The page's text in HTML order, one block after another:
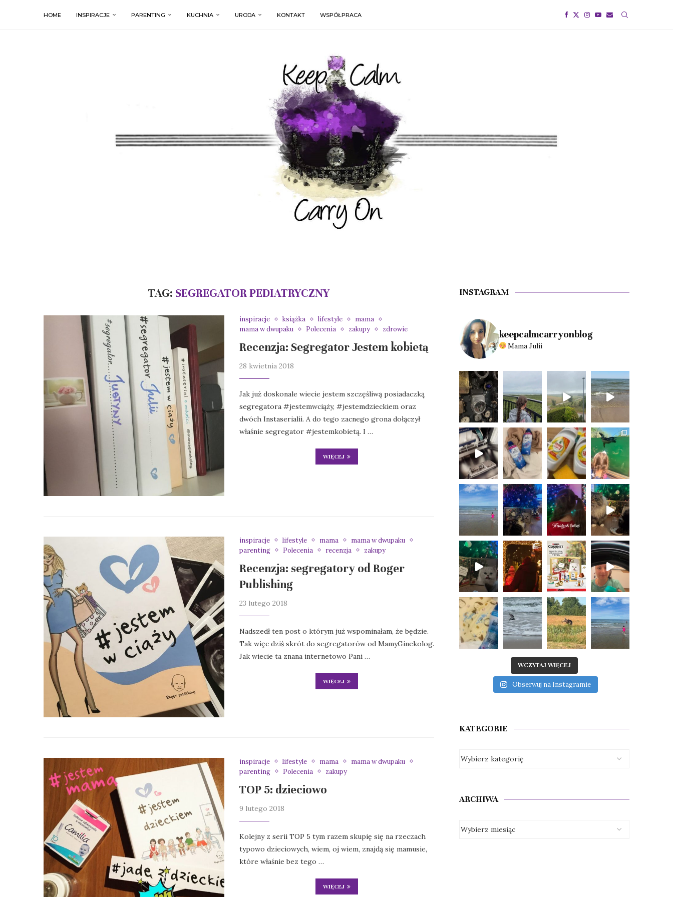
HOME INSPIRACJE PARENTING KUCHNIA URODA KONTAKT WSPÓŁPRACA
TAG: SEGREGATOR PEDIATRYCZNY
inspiracje książka lifestyle
mama
mama w dwupaku
Polecenia zakupy zdrowie
Recenzja: Segregator Jestem kobietą
28 kwietnia 2018
Jak już doskonale wiecie jestem szczęśliwą posiadaczką
segregatora #jestemwciąży, #jestemdzieckiem oraz
dwóch Instaserialii. A do tego zacnego grona dołączył
właśnie segregator #jestemkobietą. I …
WIĘCEJ
inspiracje lifestyle mama
mama w dwupaku
parenting
Polecenia recenzja zakupy
Recenzja: segregatory od Roger
Publishing
23 lutego 2018
Nadszedł ten post o którym już wspominałam, że będzie.
Tak więc dziś skrót do segregatorów od MamyGinekolog.
Jak wiecie ta znana internetowo Pani …
WIĘCEJ
inspiracje lifestyle mama
mama w dwupaku
parenting
Polecenia zakupy
TOP 5: dzieciowo
9 lutego 2018
Kolejny z serii TOP 5 tym razem skupię się na rzeczach
typowo dzieciowych, wiem, oj wiem, znajdą się mamusie,
które właśnie bez tego …
WIĘCEJ
INSTAGRAM
keepcalmcarryonblog
Mama Julii
WCZYTAJ WIĘCEJ
Obserwuj na Instagramie
KATEGORIE
ARCHIWA